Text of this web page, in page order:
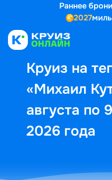
Раннее
2027
Круиз на
«Михаил
августа по
2026 года
Выбор